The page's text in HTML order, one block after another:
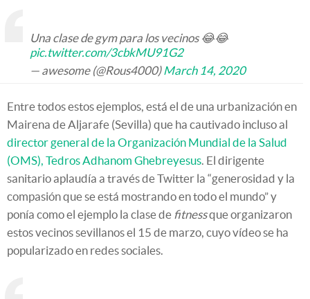
Una clase de gym para los vecinos 😂😂
pic.twitter.com/3cbkMU91G2
— awesome (@Rous4000)March 14, 2020
Entre todos estos ejemplos, está el de una urbanización en
Mairena de Aljarafe (Sevilla) que ha cautivado incluso al
director general de la Organización Mundial de la Salud
(OMS), Tedros Adhanom Ghebreyesus. El dirigente
sanitario aplaudía a través de Twitter la “generosidad y la
compasión que se está mostrando en todo el mundo” y
ponía como el ejemplo la clase de fitnessque organizaron
estos vecinos sevillanos el 15 de marzo, cuyo vídeo se ha
popularizado en redes sociales.